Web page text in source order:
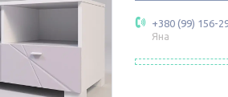
+380 (99) 156-
Яна